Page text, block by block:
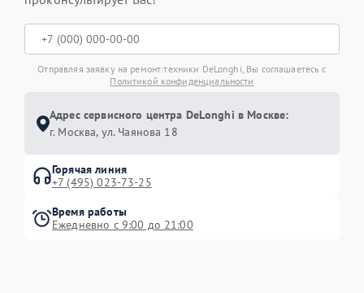
Отправляя заявку на ремонт техники DeLonghi, Вы соглашаетесь с
Политикой конфиденциальности
Адрес сервисного центра DeLonghi в Москве:
г. Москва, ул. Чаянова 18
Горячая линия
+7 (495) 023-73-25
Время работы
Ежедневно с 9:00 до 21:00